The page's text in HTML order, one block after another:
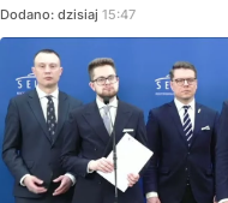
Dodano: dzisiaj 15:47